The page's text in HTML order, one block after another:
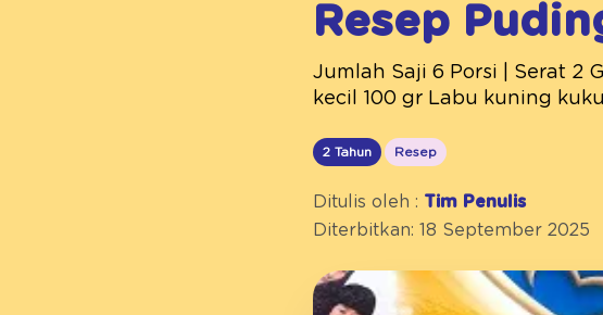
Resep
Jumlah Saji 6 Porsi | Serat 2
kecil 100 gr Labu kuning
2 Tahun Resep
Ditulis oleh : Tim Penulis
Diterbitkan: 18 September 2025